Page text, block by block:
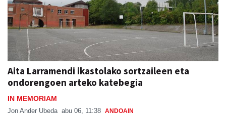
Aita Larramendi ikastolako sortzaileen eta
ondorengoen arteko katebegia
IN MEMORIAM
Jon Ander Ubeda abu 06, 11:38 ANDOAIN